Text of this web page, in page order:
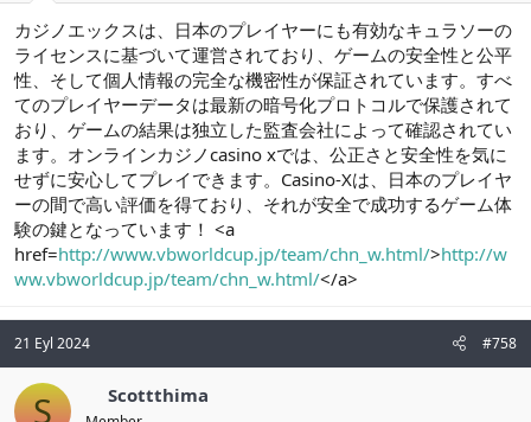
カジノエックスは、日本のプレイヤーにも有効なキュラソーの
ライセンスに基づいて運営されており、ゲームの安全性と公平
性、そして個人情報の完全な機密性が保証されています。すべ
てのプレイヤーデータは最新の暗号化プロトコルで保護されて
おり、ゲームの結果は独立した監査会社によって確認されてい
ます。オンラインカジノcasino xでは、公正さと安全性を気に
せずに安心してプレイできます。Casino-Xは、日本のプレイヤ
ーの間で高い評価を得ており、それが安全で成功するゲーム体
験の鍵となっています！ <a
href=http://www.vbworldcup.jp/team/chn_w.html/>http://w
ww.vbworldcup.jp/team/chn_w.html/</a>
21 Eyl 2024 #758
S Scottthima